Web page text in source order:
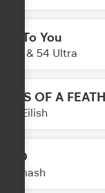
Talk To You
Anotr & 54 Ultra
BIRDS OF A
Billie Eilish
АРГО
DJ Smash